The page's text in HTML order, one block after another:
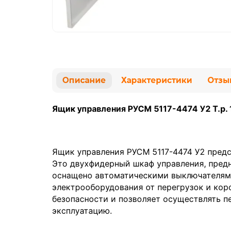
Описание Характеристики
Ящик управления РУСМ 5117-4474 У2 Т.р.
Ящик управления РУСМ 5117-4474 У2
Это двухфидерный шкаф управления,
оснащено автоматическими
электрооборудования от перегрузок и
безопасности и позволяет
эксплуатацию.